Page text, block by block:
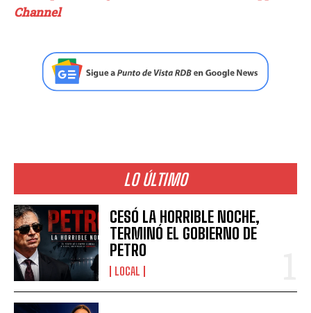
Channel
LO ÚLTIMO
CESÓ LA HORRIBLE NOCHE,
TERMINÓ EL GOBIERNO DE
PETRO
LOCAL